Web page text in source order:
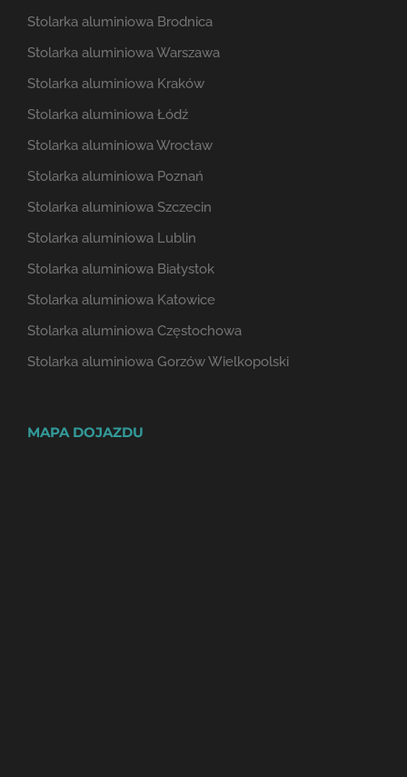
Stolarka aluminiowa Brodnica
Stolarka aluminiowa Warszawa
Stolarka aluminiowa Kraków
Stolarka aluminiowa Łódź
Stolarka aluminiowa Wrocław
Stolarka aluminiowa Poznań
Stolarka aluminiowa Szczecin
Stolarka aluminiowa Lublin
Stolarka aluminiowa Białystok
Stolarka aluminiowa Katowice
Stolarka aluminiowa Częstochowa
Stolarka aluminiowa Gorzów Wielkopolski
MAPA DOJAZDU